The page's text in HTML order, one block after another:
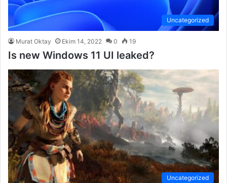
Uncategorized
Murat Oktay Ekim 14, 2022 0 19
Is new Windows 11 UI leaked?
Uncategorized